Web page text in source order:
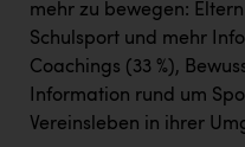
mehr zu bewegen:
Schulsport und mehr
Coachings (33 %),
Information rund um
Vereinsleben in ihrer